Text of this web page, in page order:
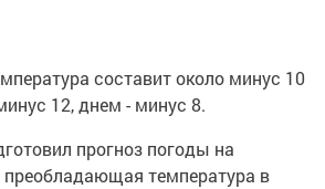
составит около минус 10
12, днем - минус 8.
прогноз погоды на
температура в